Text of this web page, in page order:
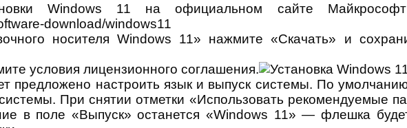
Windows 11 на официальном сайте
download/windows11
носителя Windows 11» нажмите «Скачать» и
условия лицензионного соглашения.
предложено настроить язык и выпуск системы. По
При снятии отметки «Использовать рекомендуемые
в поле «Выпуск» останется «Windows 11» — флешка